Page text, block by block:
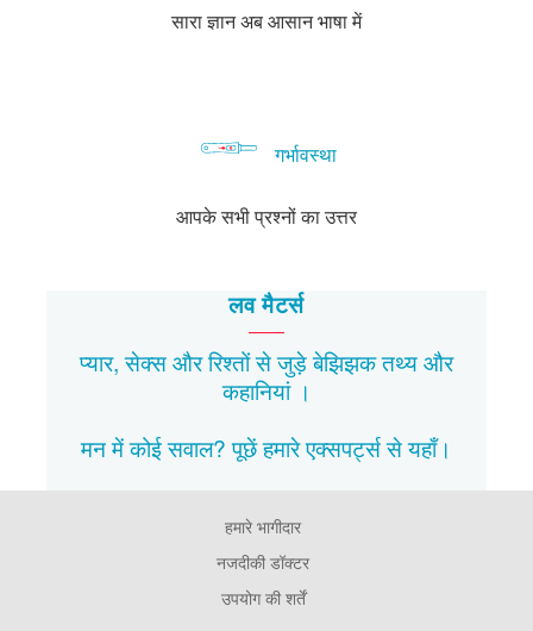
सारा ज्ञान अब आसान भाषा में
गर्भावस्था
आपके सभी प्रश्नों का उत्तर
लव मैटर्स
प्यार, सेक्स और रिश्तों से जुड़े बेझिझकतथ्यऔर
कहानियां।
मन में कोई सवाल? पूछें हमारे एक्सपर्ट्स सेयहाँ।
हमारे भागीदार
नजदीकी डॉक्टर
उपयोग की शर्तें